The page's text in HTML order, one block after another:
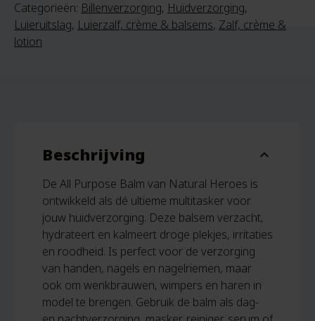
Categorieën: Billenverzorging, Huidverzorging,
Luieruitslag, Luierzalf, crème & balsems, Zalf, crème &
lotion
Beschrijving expand_more
De All Purpose Balm van Natural Heroes is
ontwikkeld als dé ultieme multitasker voor
jouw huidverzorging. Deze balsem verzacht,
hydrateert en kalmeert droge plekjes, irritaties
en roodheid. Is perfect voor de verzorging
van handen, nagels en nagelriemen, maar
ook om wenkbrauwen, wimpers en haren in
model te brengen. Gebruik de balm als dag-